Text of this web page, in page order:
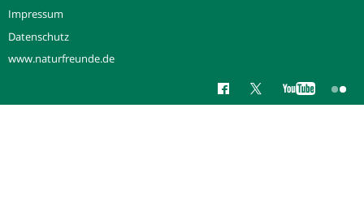
Impressum
Datenschutz
www.naturfreunde.de